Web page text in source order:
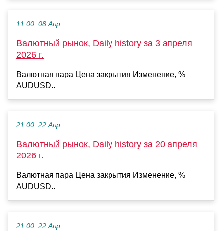
11:00, 08 Апр
Валютный рынок, Daily history за 3 апреля
2026 г.
Валютная пара Цена закрытия Изменение, %
AUDUSD...
21:00, 22 Апр
Валютный рынок, Daily history за 20 апреля
2026 г.
Валютная пара Цена закрытия Изменение, %
AUDUSD...
21:00, 22 Апр